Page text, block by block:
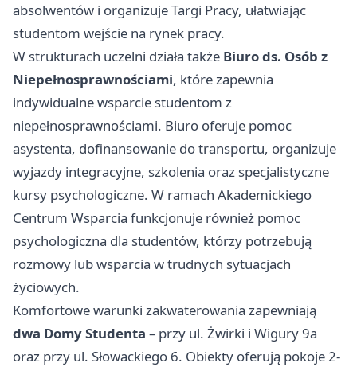
absolwentów i organizuje Targi Pracy, ułatwiając
studentom wejście na rynek pracy.
W strukturach uczelni działa także Biuro ds. Osób z
Niepełnosprawnościami, które zapewnia
indywidualne wsparcie studentom z
niepełnosprawnościami. Biuro oferuje pomoc
asystenta, dofinansowanie do transportu, organizuje
wyjazdy integracyjne, szkolenia oraz specjalistyczne
kursy psychologiczne. W ramach Akademickiego
Centrum Wsparcia funkcjonuje również pomoc
psychologiczna dla studentów, którzy potrzebują
rozmowy lub wsparcia w trudnych sytuacjach
życiowych.
Komfortowe warunki zakwaterowania zapewniają
dwa Domy Studenta – przy ul. Żwirki i Wigury 9a
oraz przy ul. Słowackiego 6. Obiekty oferują pokoje 2-